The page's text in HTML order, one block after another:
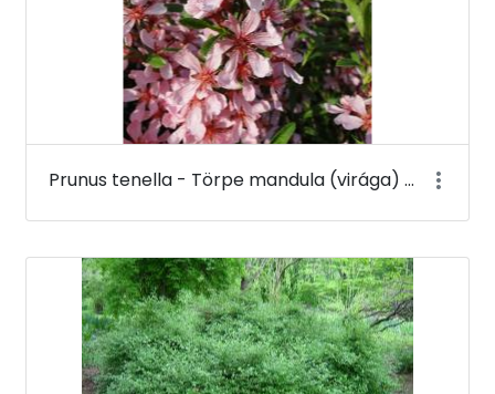
Prunus tenella - Törpe mandula (virága) - Budai Arborétum